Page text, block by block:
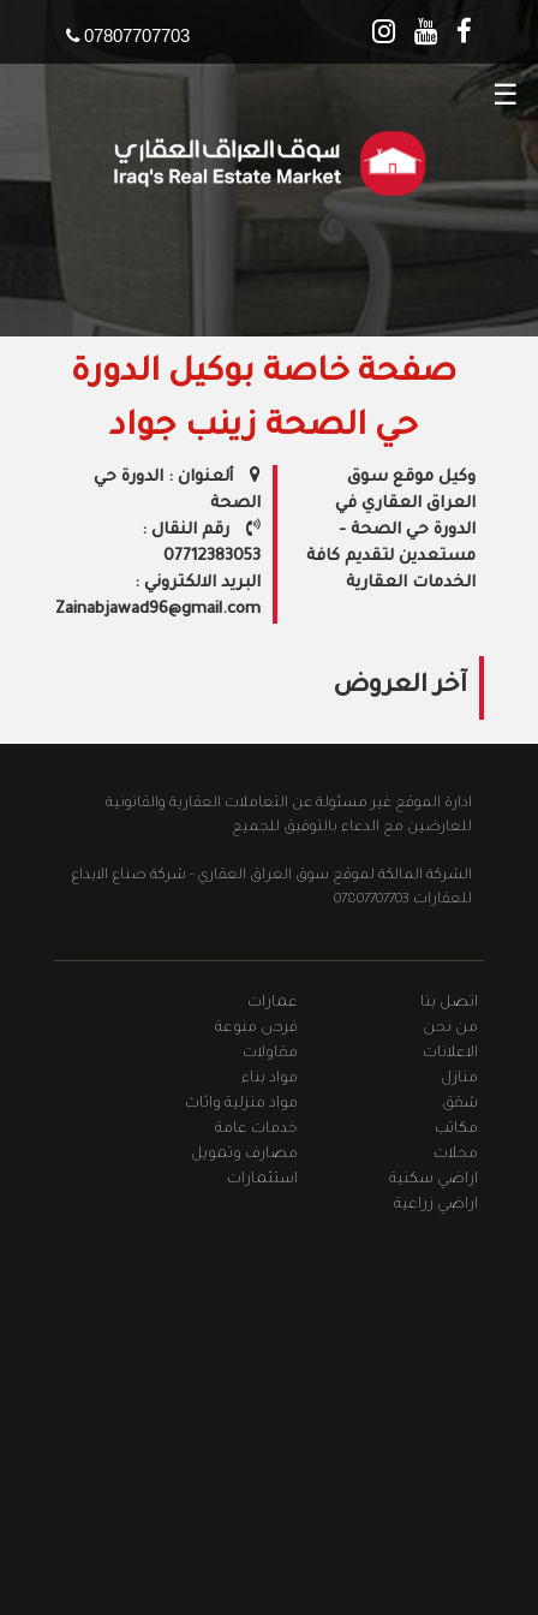
07807707703
☰
صفحة خاصة بوكيل الدورة
حي الصحة زينب جواد
وكيل موقع سوق
العراق العقاري في
الدورة حي الصحة -
مستعدين لتقديم كافة
الخدمات العقارية
ألعنوان : الدورة حي
الصحة
رقم النقال :
07712383053
البريد الالكتروني :
Zainabjawad96@gmail.com
آخر العروض
ادارة الموقع غير مسئولة عن التعاملات العقارية والقانونية
للعارضين مع الدعاء بالتوفيق للجميع
الشركة المالكة لموقع سوق العراق العقاري - شركة صناع الابداع
للعقارات 07807707703
اتصل بنا
من نحن
الاعلانات
منازل
شقق
مكاتب
محلات
اراضي سكنية
اراضي زراعية
عمارات
فرص منوعة
مقاولات
مواد بناء
مواد منزلية واثاث
خدمات عامة
مصارف وتمويل
استثمارات